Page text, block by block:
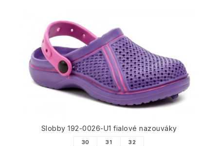
Slobby 192-0026-U1 fialové nazouváky
30 31 32